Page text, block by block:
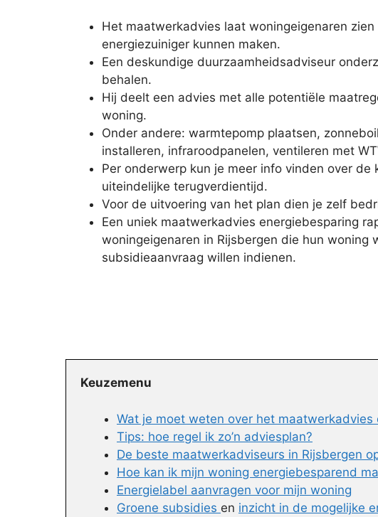
Het maatwerkadvies laat woningeigenaren
energiezuiniger kunnen maken.
Een deskundige duurzaamheidsadviseur
behalen.
Hij deelt een advies met alle potentiële
woning.
Onder andere: warmtepomp plaatsen,
installeren, infraroodpanelen, ventileren met
Per onderwerp kun je meer info vinden over
uiteindelijke terugverdientijd.
Voor de uitvoering van het plan dien je zelf
Een uniek maatwerkadvies energiebesparing
woningeigenaren in Rijsbergen die hun woning
subsidieaanvraag willen indienen.
Keuzemenu
Wat je moet weten over het maatwerkadvies
Tips: hoe regel ik zo’n adviesplan?
De beste maatwerkadviseurs in Rijsbergen
Hoe kan ik mijn woning energiebesparend
Energielabel aanvragen voor mijn woning
Groene subsidies en inzicht in de mogelijke